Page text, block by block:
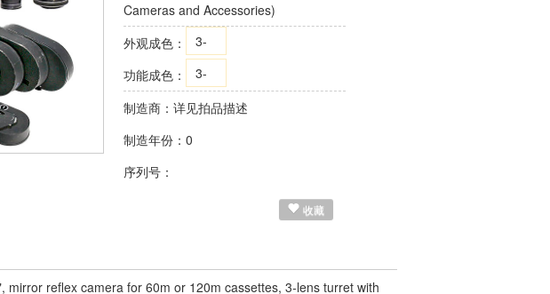
Cameras and Accessories)
外观成色：
3-
功能成色：
3-
制造商：详见拍品描述
制造年份：0
序列号：
收藏
mirror reflex camera for 60m or 120m cassettes, 3-lens turret with